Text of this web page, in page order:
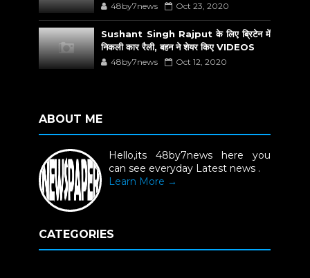
48by7news Oct 23, 2020
Sushant Singh Rajput के लिए ब्रिटेन में
निकली कार रैली, बहन ने शेयर किए VIDEOS
48by7news Oct 12, 2020
ABOUT ME
Hello,its 48by7news here you
can see everyday Latest news .
Learn More →
CATEGORIES